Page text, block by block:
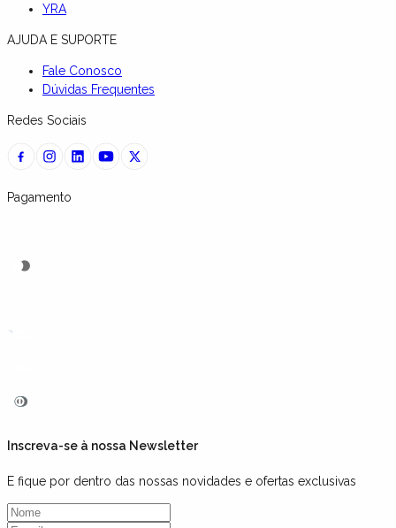
YRA
AJUDA E SUPORTE
Fale Conosco
Dúvidas Frequentes
Redes Sociais
Pagamento
Inscreva-se à nossa Newsletter
E fique por dentro das nossas novidades e ofertas exclusivas